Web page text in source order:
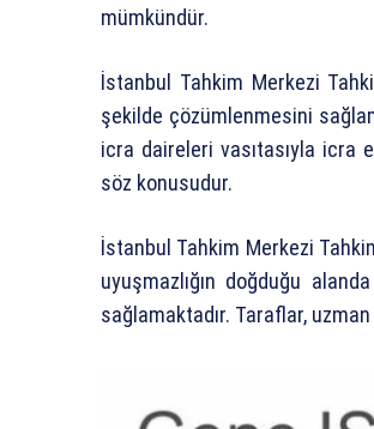
mümkündür.
İstanbul Tahkim Merkezi
şekilde çözümlenmesini
icra daireleri vasıtasıyla icra
söz konusudur.
İstanbul Tahkim Merkezi
uyuşmazlığın doğduğu
sağlamaktadır. Taraflar,